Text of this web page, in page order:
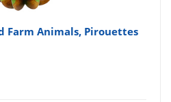
Farm Animals, Pirouettes